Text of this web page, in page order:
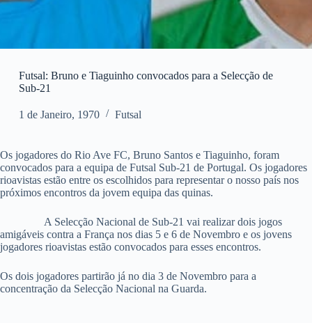
Futsal: Bruno e Tiaguinho convocados para a Selecção de
Sub-21
1 de Janeiro, 1970 Futsal
Os jogadores do Rio Ave FC, Bruno Santos e Tiaguinho, foram
convocados para a equipa de Futsal Sub-21 de Portugal. Os jogadores
rioavistas estão entre os escolhidos para representar o nosso país nos
próximos encontros da jovem equipa das quinas.
A Selecção Nacional de Sub-21 vai realizar dois jogos
amigáveis contra a França nos dias 5 e 6 de Novembro e os jovens
jogadores rioavistas estão convocados para esses encontros.
Os dois jogadores partirão já no dia 3 de Novembro para a
concentração da Selecção Nacional na Guarda.